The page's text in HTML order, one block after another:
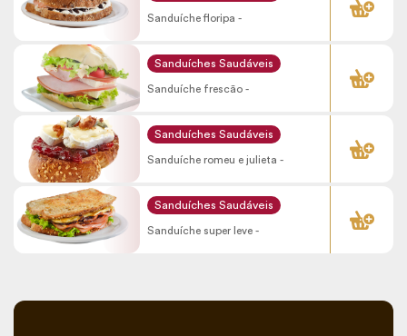
Sanduíche floripa -
Sanduíches Saudáveis
Sanduíche frescão -
Sanduíches Saudáveis
Sanduíche romeu e julieta -
Sanduíches Saudáveis
Sanduíche super leve -